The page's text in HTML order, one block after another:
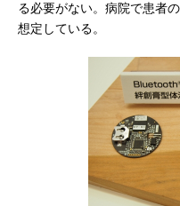
る必要がない。病院で患者
想定している。